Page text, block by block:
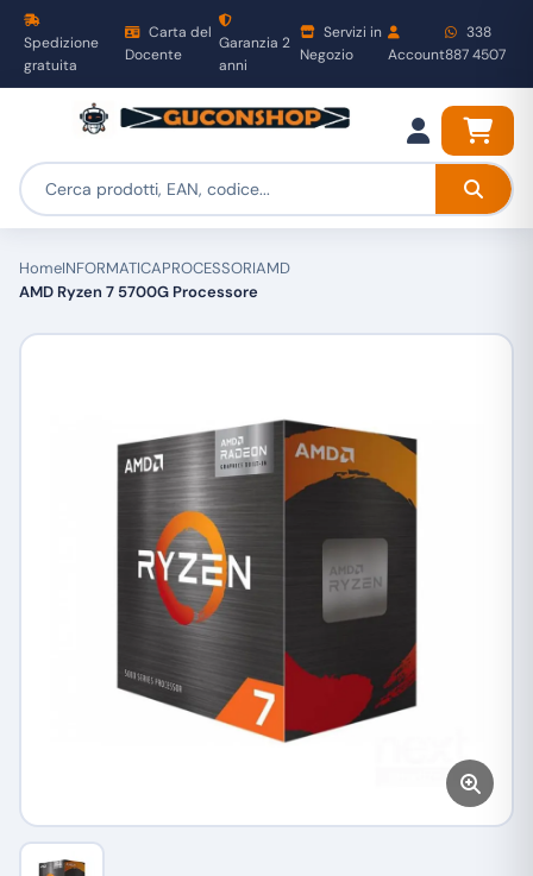
Spedizione
gratuita
Carta del
Docente
Garanzia 2
anni
Servizi in
Negozio
Account
338
887 4507
HomeINFORMATICAPROCESSORIAMD
AMD Ryzen 7 5700G Processore